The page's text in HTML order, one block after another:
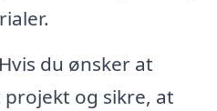
Hvis du ønsker at
og sikre, at